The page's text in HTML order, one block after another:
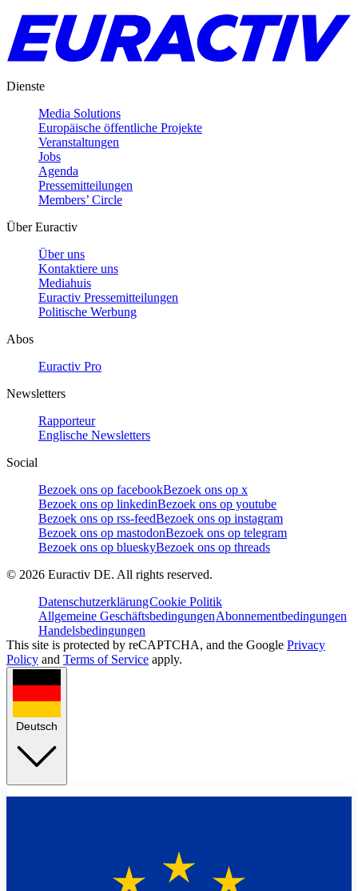
Dienste
Media Solutions
Europäische öffentliche Projekte
Veranstaltungen
Jobs
Agenda
Pressemitteilungen
Members’ Circle
Über Euractiv
Über uns
Kontaktiere uns
Mediahuis
Euractiv Pressemitteilungen
Politische Werbung
Abos
Euractiv Pro
Newsletters
Rapporteur
Englische Newsletters
Social
Bezoek ons op facebookBezoek ons op x
Bezoek ons op linkedinBezoek ons op youtube
Bezoek ons op rss-feedBezoek ons op instagram
Bezoek ons op mastodonBezoek ons op telegram
Bezoek ons op blueskyBezoek ons op threads
© 2026 Euractiv DE. All rights reserved.
DatenschutzerklärungCookie Politik
Allgemeine GeschäftsbedingungenAbonnementbedingungen
Handelsbedingungen
This site is protected by reCAPTCHA, and the Google Privacy
Policy and Terms of Service apply.
Deutsch